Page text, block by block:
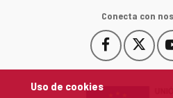
Uso de cookies
Conecta con
Facebook
Este
enlace
Este
enlace